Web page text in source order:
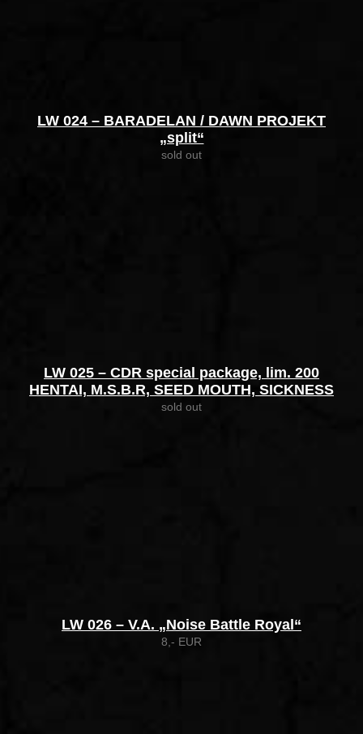
LW 024 – BARADELAN / DAWN PROJEKT
„split“
sold out
LW 025 – CDR special package, lim. 200
HENTAI, M.S.B.R, SEED MOUTH, SICKNESS
sold out
LW 026 – V.A. „Noise Battle Royal“
8,- EUR